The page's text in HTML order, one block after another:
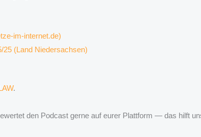
im-internet.de)
25 (Land Niedersachsen)
.
den Podcast gerne auf eurer Plattform — das hilft